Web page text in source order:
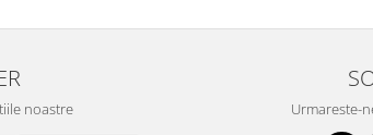
noastre Urmareste-